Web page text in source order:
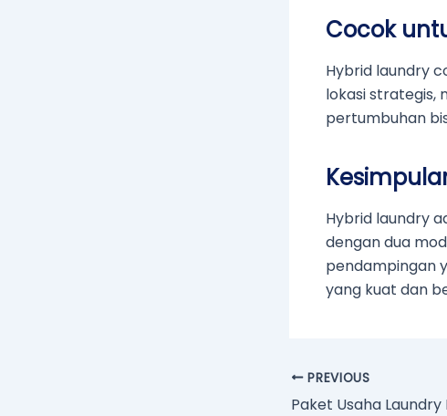
Cocok
Hybrid laundry
lokasi strategis,
pertumbuhan
Hybrid laundry
dengan dua
pendampingan
yang kuat dan
PREVIOUS